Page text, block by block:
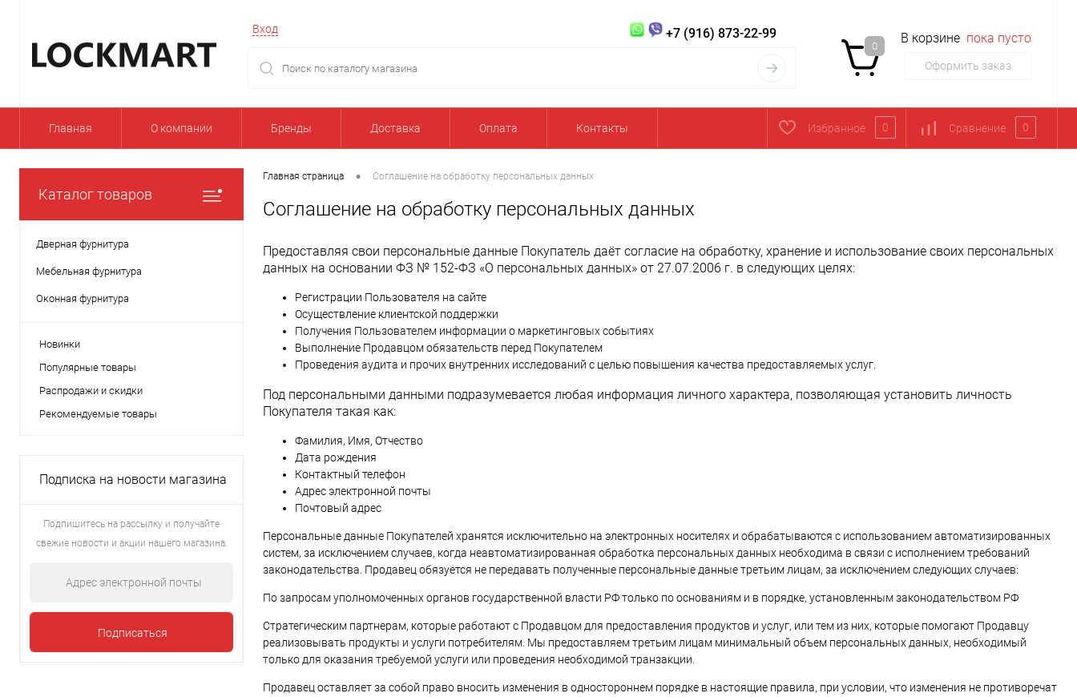
Вход +7 (916) 873-22-99
0
В корзине пока пусто
Оформить заказ
Главная О компании Бренды Доставка Оплата Контакты Избранное 0 Сравнение 0
Каталог товаров
Дверная фурнитура
Мебельная фурнитура
Оконная фурнитура
Новинки
Популярные товары
Распродажи и скидки
Рекомендуемые товары
Подписка на новости магазина
Подпишитесь на рассылку и получайте
свежие новости и акции нашего магазина.
Главная страница • Соглашение на обработку персональных данных
Соглашение на обработку персональных данных
Предоставляя свои персональные данные Покупатель даёт согласие на обработку, хранение и использование своих персональных
данных на основании ФЗ № 152-ФЗ «О персональных данных» от 27.07.2006 г. в следующих целях:
Регистрации Пользователя на сайте
Осуществление клиентской поддержки
Получения Пользователем информации о маркетинговых событиях
Выполнение Продавцом обязательств перед Покупателем
Проведения аудита и прочих внутренних исследований с целью повышения качества предоставляемых услуг.
Под персональными данными подразумевается любая информация личного характера, позволяющая установить личность
Покупателя такая как:
Фамилия, Имя, Отчество
Дата рождения
Контактный телефон
Адрес электронной почты
Почтовый адрес
Персональные данные Покупателей хранятся исключительно на электронных носителях и обрабатываются с использованием автоматизированных
систем, за исключением случаев, когда неавтоматизированная обработка персональных данных необходима в связи с исполнением требований
законодательства. Продавец обязуется не передавать полученные персональные данные третьим лицам, за исключением следующих случаев:
По запросам уполномоченных органов государственной власти РФ только по основаниям и в порядке, установленным законодательством РФ
Стратегическим партнерам, которые работают с Продавцом для предоставления продуктов и услуг, или тем из них, которые помогают Продавцу
реализовывать продукты и услуги потребителям. Мы предоставляем третьим лицам минимальный объем персональных данных, необходимый
только для оказания требуемой услуги или проведения необходимой транзакции.
Продавец оставляет за собой право вносить изменения в одностороннем порядке в настоящие правила, при условии, что изменения не противоречат